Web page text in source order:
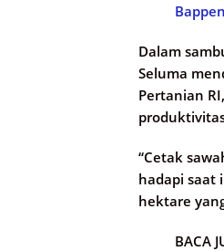
Dalam
Seluma
Pertanian
“Cetak
hadapi saat
hektare
BACA